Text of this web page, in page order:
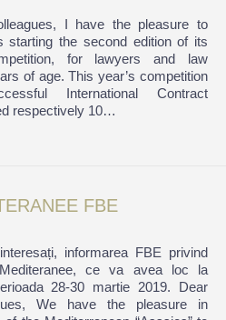
I have the pleasure to
starting the second edition of its
for lawyers and law
of age. This year’s competition
International Contract
respectively 10…
FBE
informarea FBE privind
ce va avea loc la
28-30 martie 2019. Dear
We have the pleasure in